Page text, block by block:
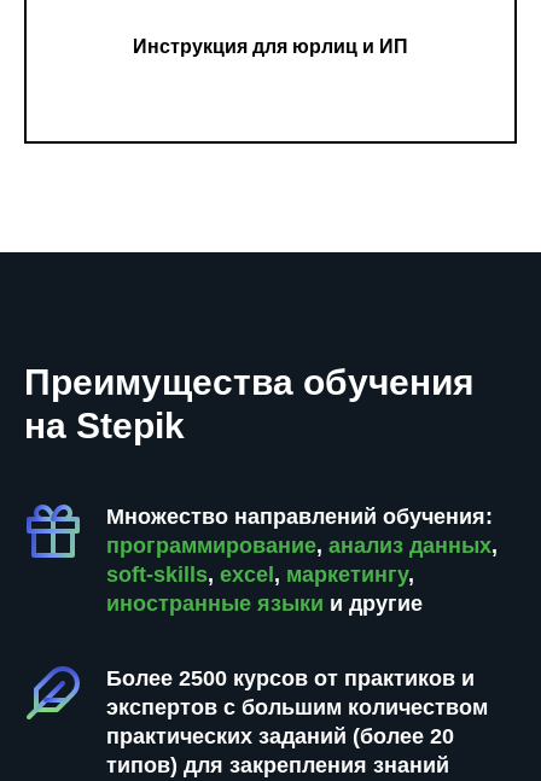
Инструкция для юрлиц и ИП
Преимущества обучения
на Stepik
Множество направлений обучения:
программирование, анализ данных,
soft-skills, excel, маркетингу,
иностранные языки и другие
Более 2500 курсов от практиков и
экспертов с большим количеством
практических заданий (более 20
типов) для закрепления знаний